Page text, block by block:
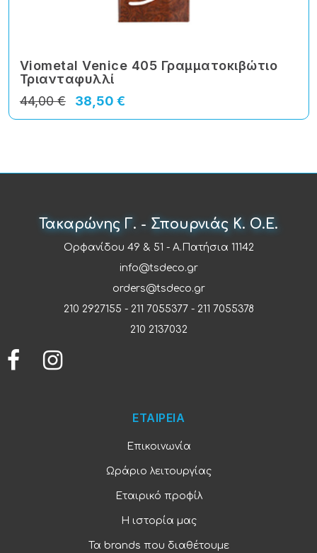
Viometal Venice 405 Γραμματοκιβώτιο
Τριανταφυλλί
38,50 €
44,00 €
Τακαρώνης Γ. - Σπουρνιάς Κ. Ο.Ε.
Ορφανίδου 49 & 51 - Α.Πατήσια 11142
info@tsdeco.gr
orders@tsdeco.gr
210 2927155 - 211 7055377- 211 7055378
210 2137032
ΕΤΑΙΡΕΙΑ
Επικοινωνία
Ωράριο λειτουργίας
Εταιρικό προφίλ
Η ιστορία μας
Τα brands που διαθέτουμε